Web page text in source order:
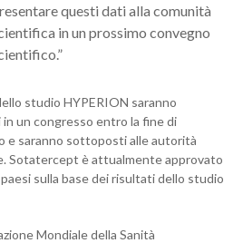
questi dati alla comunità
in un prossimo convegno
studio HYPERION saranno
un congresso entro la fine di
e saranno sottoposti alle autorità
Sotatercept è attualmente approvato
sulla base dei risultati dello studio
Mondiale della Sanità